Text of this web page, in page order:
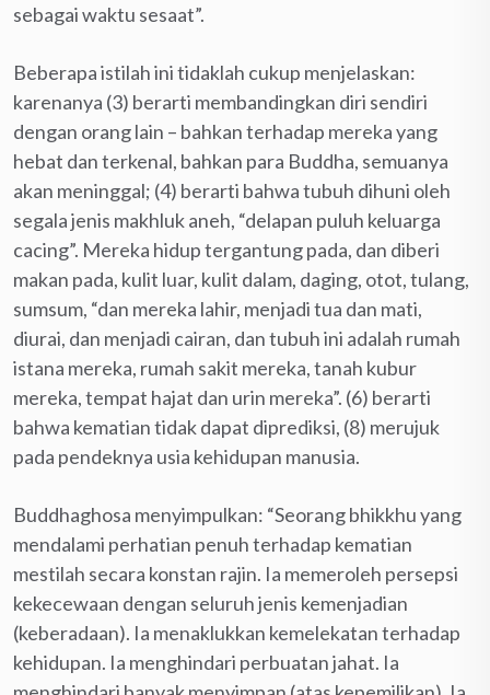
sebagai waktu sesaat”.
Beberapa istilah ini tidaklah cukup menjelaskan:
karenanya (3) berarti membandingkan diri sendiri
dengan orang lain – bahkan terhadap mereka yang
hebat dan terkenal, bahkan para Buddha, semuanya
akan meninggal; (4) berarti bahwa tubuh dihuni oleh
segala jenis makhluk aneh, “delapan puluh keluarga
cacing”. Mereka hidup tergantung pada, dan diberi
makan pada, kulit luar, kulit dalam, daging, otot, tulang,
sumsum, “dan mereka lahir, menjadi tua dan mati,
diurai, dan menjadi cairan, dan tubuh ini adalah rumah
istana mereka, rumah sakit mereka, tanah kubur
mereka, tempat hajat dan urin mereka”. (6) berarti
bahwa kematian tidak dapat diprediksi, (8) merujuk
pada pendeknya usia kehidupan manusia.
Buddhaghosa menyimpulkan: “Seorang bhikkhu yang
mendalami perhatian penuh terhadap kematian
mestilah secara konstan rajin. Ia memeroleh persepsi
kekecewaan dengan seluruh jenis kemenjadian
(keberadaan). Ia menaklukkan kemelekatan terhadap
kehidupan. Ia menghindari perbuatan jahat. Ia